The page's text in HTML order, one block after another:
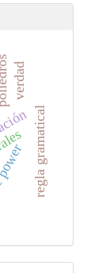
regla gramatical
verdad